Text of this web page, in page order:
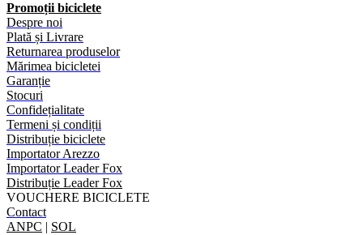
Promoții biciclete
Despre noi
Plată și Livrare
Returnarea produselor
Mărimea bicicletei
Garanție
Stocuri
Confidețialitate
Termeni și condiții
Distribuție biciclete
Importator Arezzo
Importator Leader Fox
Distribuție Leader Fox
VOUCHERE BICICLETE
Contact
ANPC | SOL